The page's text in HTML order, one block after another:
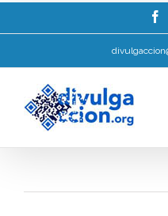
Esta web utiliza cookies para